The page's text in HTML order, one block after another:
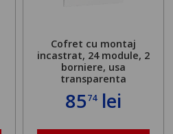
Cofret cu montaj
incastrat, 24 module, 2
borniere, usa
transparenta
8574lei